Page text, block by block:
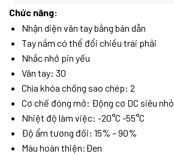
Chức năng:
Nhận diện vân tay bằng bán dẫn
Tay nắm có thể đổi chiều trái phải
Nhắc nhở pin yếu
Vân tay: 30
Chìa khóa chống sao chép: 2
Cơ chế đóng mở: Động cơ DC siêu nhỏ
Nhiệt độ làm việc: -20°C -55°C
Độ ẩm tương đối: 15% – 90%
Màu hoàn thiện:Đen